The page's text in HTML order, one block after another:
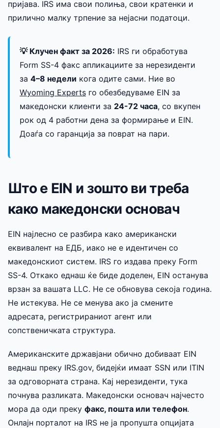
пријава. IRS има свои полиња, свои кратенки и
прилично малку трпение за нејасни податоци.
💡 Клучен факт за 2026: IRS ги обработува
Form SS-4 факс апликациите за нерезиденти
за 4–8 недели кога одите сами. Ние во
Wyoming Experts го обезбедуваме EIN за
македонски клиенти за 24-72 часа, со вкупен
рок од 4 работни дена за формирање и EIN.
Доаѓа со гаранција за поврат на пари.
Што е EIN и зошто ви треба
како македонски основач
EIN најлесно се разбира како американски
еквивалент на ЕДБ, иако не е идентичен со
македонскиот систем. IRS го издава преку Form
SS-4. Откако еднаш ќе биде доделен, EIN останува
врзан за вашата LLC. Не се обновува секоја година.
Не истекува. Не се менува ако ја смените
адресата, регистрираниот агент или
сопственичката структура.
Американските државјани обично добиваат EIN
веднаш преку IRS.gov, бидејќи имаат SSN или ITIN
за одговорната страна. Кај нерезиденти, тука
почнува разликата. Македонски основач најчесто
мора да оди преку факс, пошта или телефон.
Онлајн порталот на IRS не ја пропушта опцијата